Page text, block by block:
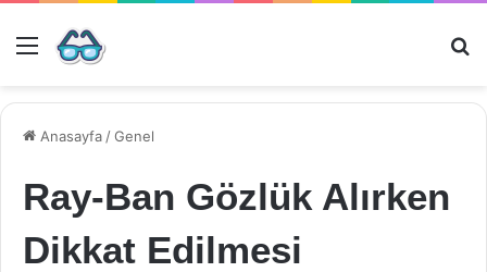
Menü
Anasayfa /Genel
Ray-Ban Gözlük Alırken
Dikkat Edilmesi